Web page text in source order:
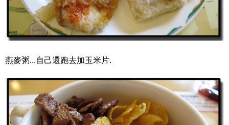
燕麥粥...自己還跑去加玉米片.